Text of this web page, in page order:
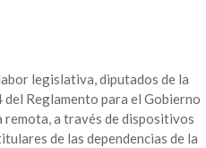
legislativa, diputados de la
Reglamento para el Gobierno
a través de dispositivos
de las dependencias de la